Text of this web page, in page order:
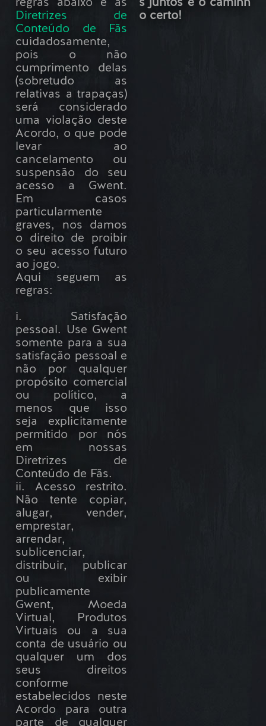
regras abaixo e as
Diretrizes de
Conteúdo de Fãs
cuidadosamente,
pois o não
cumprimento delas
(sobretudo as
relativas a trapaças)
será considerado
uma violação deste
Acordo, o que pode
levar ao
cancelamento ou
suspensão do seu
acesso a Gwent.
Em casos
particularmente
graves, nos damos
o direito de proibir
o seu acesso futuro
ao jogo.
Aqui seguem as
regras:
i. Satisfação
pessoal. Use Gwent
somente para a sua
satisfação pessoal e
não por qualquer
propósito comercial
ou político, a
menos que isso
seja explicitamente
permitido por nós
em nossas
Diretrizes de
Conteúdo de Fãs.
ii. Acesso restrito.
Não tente copiar,
alugar, vender,
emprestar,
arrendar,
sublicenciar,
distribuir, publicar
ou exibir
publicamente
Gwent, Moeda
Virtual, Produtos
Virtuais ou a sua
conta de usuário ou
qualquer um dos
seus direitos
conforme
estabelecidos neste
Acordo para outra
parte de qualquer
s juntos é o caminh
o certo!